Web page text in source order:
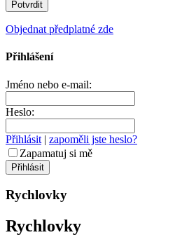
Objednat předplatné zde
Přihlášení
Jméno nebo e-mail:
Heslo:
Přihlásit | zapoměli jste heslo?
Zapamatuj si mě
Rychlovky
Rychlovky